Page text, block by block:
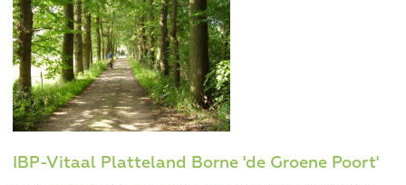
IBP-Vitaal Platteland Borne 'de Groene Poort'